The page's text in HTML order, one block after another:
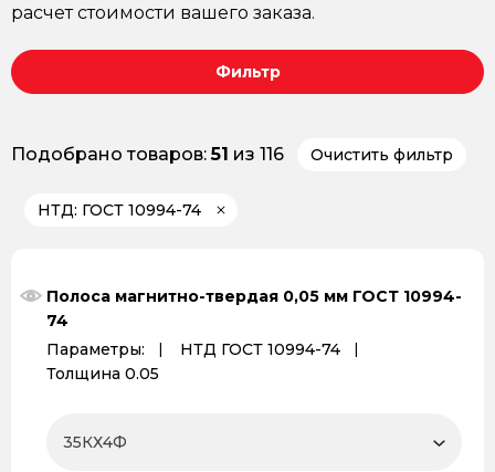
расчет стоимости вашего заказа.
Фильтр
Подобрано товаров:51 из 116 Очистить фильтр
НТД: ГОСТ 10994-74
Полоса магнитно-твердая 0,05 мм ГОСТ 10994-
74
Параметры:
НТД ГОСТ 10994-74
Толщина 0.05